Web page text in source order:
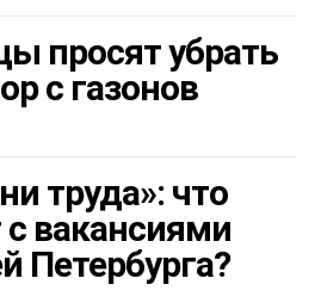
просят убрать
с газонов
труда»: что
вакансиями
Петербурга?